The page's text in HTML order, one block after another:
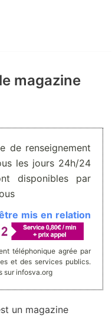
magazine
de renseignement
les jours 24h/24
disponibles par
mis en relation
téléphonique agrée par
et des services publics.
sur infosva.org
un magazine